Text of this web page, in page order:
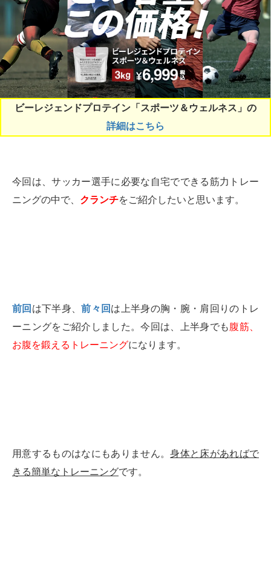
ビーレジェンドプロテイン「スポーツ＆ウェルネス」の
詳細はこちら
今回は、サッカー選手に必要な自宅でできる筋力トレー
ニングの中で、 クランチをご紹介したいと思います。
前回 は下半身、前々回 は上半身の胸・腕・肩回りのトレ
ーニングをご紹介しました。今回は、上半身でも腹筋、
お腹を鍛えるトレーニングになります。
用意するものはなにもありません。身体と床があればで
きる簡単なトレーニングです。